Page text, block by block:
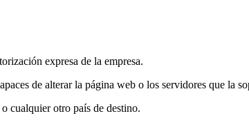
expresa de la empresa.
de alterar la página web o los servidores que la
cualquier otro país de destino.